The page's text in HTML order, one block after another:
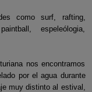
como surf, rafting,
espeleólogia,
nos encontramos
por el agua durante
muy distinto al estival,